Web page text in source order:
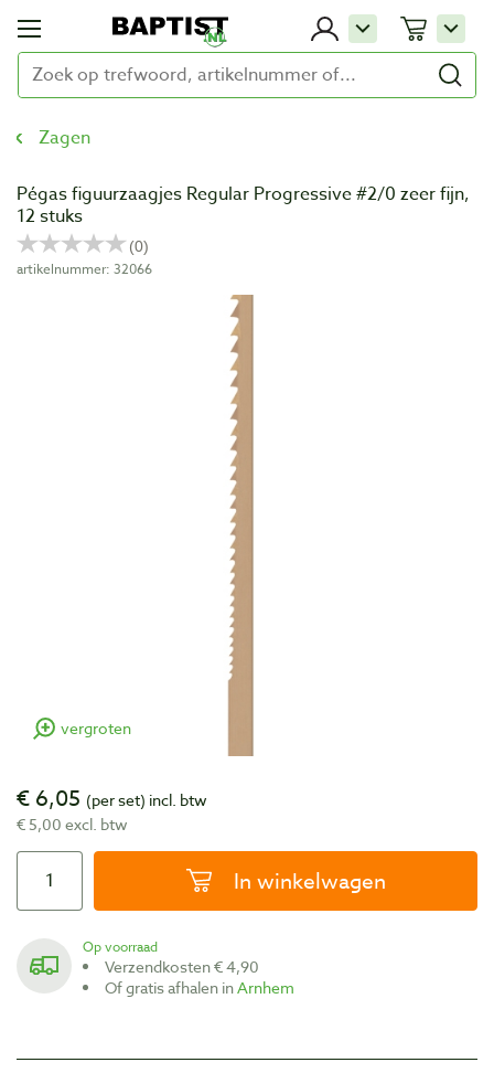
Zagen
Pégas figuurzaagjes Regular Progressive #2/0 zeer fijn,
12 stuks
artikelnummer: 32066
vergroten
€ 6,05 (per set) incl. btw
€ 5,00 excl. btw
In winkelwagen
Op voorraad
Verzendkosten € 4,90
Of gratis afhalen inArnhem